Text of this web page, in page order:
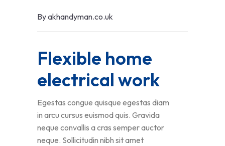
Byakhandyman.co.uk
Flexible home
electrical work
Egestas congue quisque egestas diam
in arcu cursus euismod quis. Gravida
neque convallis a cras semper auctor
neque. Sollicitudin nibh sit amet